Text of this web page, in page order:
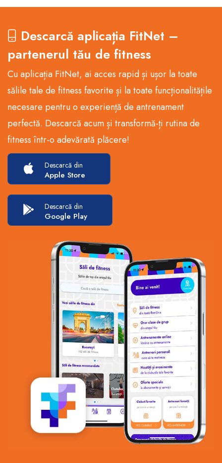
Descarcă aplicația FitNet –
partenerul tău de fitness
Cu aplicația FitNet, ai acces rapid și ușor la toate
sălile tale de fitness favorite și la toate funcționalitățile
necesare pentru o experiență de antrenament
perfectă. Descarcă acum și transformă-ți rutina de
fitness într-o adevărată plăcere!
Descarcă din
Apple Store
Descarcă din
Google Play